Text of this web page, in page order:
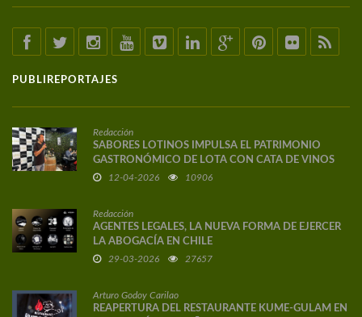
PUBLIREPORTAJES
Redacción
SABORES LOTINOS IMPULSA EL PATRIMONIO
GASTRONÓMICO DE LOTA CON CATA DE VINOS
DE AUTOR
12-04-2026 10906
Redacción
AGENTES LEGALES, LA NUEVA FORMA DE EJERCER
LA ABOGACÍA EN CHILE
29-03-2026 27657
Arturo Godoy Carilao
REAPERTURA DEL RESTAURANTE KUME-GULAM EN